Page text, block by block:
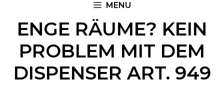
MENU
ENGE RÄUME? KEIN
PROBLEM MIT DEM
DISPENSER ART. 949